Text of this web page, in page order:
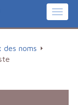
des noms